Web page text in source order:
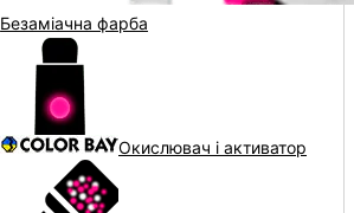
Безаміачна фарба
Окислювач і активатор